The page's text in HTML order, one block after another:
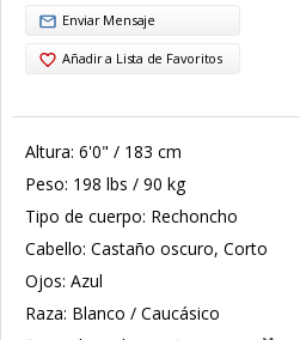
Enviar Mensaje
Añadir a Lista de Favoritos
Altura: 6'0" / 183 cm
Peso: 198 lbs / 90 kg
Tipo de cuerpo: Rechoncho
Cabello: Castaño oscuro, Corto
Ojos: Azul
Raza: Blanco / Caucásico